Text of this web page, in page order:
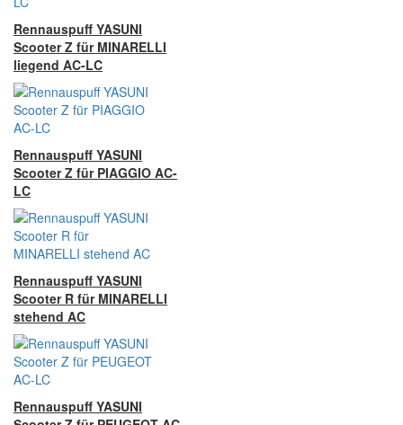
Rennauspuff YASUNI
Scooter Z für MINARELLI
liegend AC-LC
Rennauspuff YASUNI
Scooter Z für PIAGGIO AC-
LC
Rennauspuff YASUNI
Scooter R für MINARELLI
stehend AC
Rennauspuff YASUNI